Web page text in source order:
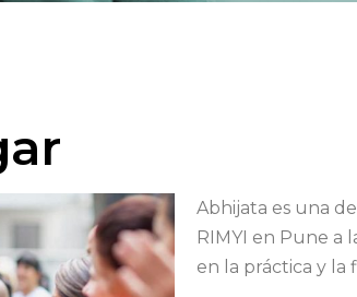
Abhijata es una
RIMYI en Pune a
en la práctica y la